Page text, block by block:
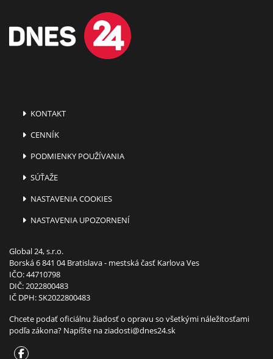
KONTAKT
CENNÍK
PODMIENKY POUŽÍVANIA
SÚŤAŽE
NASTAVENIA COOKIES
NASTAVENIA UPOZORNENÍ
Global 24, s.r.o.
Borská 6 841 04 Bratislava - mestská časť Karlova Ves
IČO: 44710798
DIČ: 2022800483
IČ DPH: SK2022800483
Chcete podať oficiálnu žiadosť o opravu so všetkými náležitosťami
podľa zákona? Napíšte naziadosti@dnes24.sk